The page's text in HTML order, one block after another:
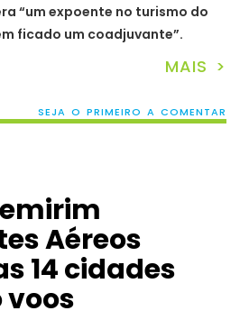
“um expoente no turismo do
ficado um coadjuvante”.
MAIS >
SEJA O PRIMEIRO A COMENTAR
Aéreos
14 cidades